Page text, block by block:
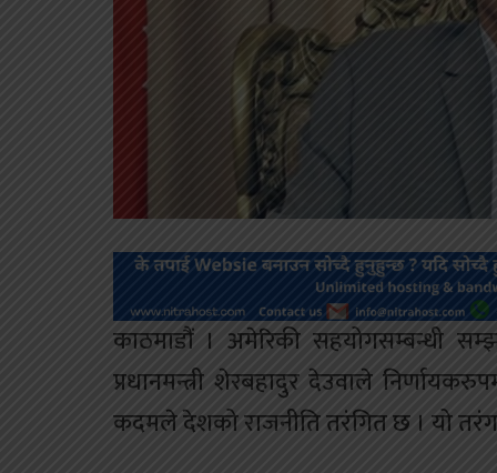
काठमाडौं । अमेरिकी सहयोगसम्बन्धी
प्रधानमन्त्री शेरबहादुर देउवाले
कदमले देशको राजनीति तरंगित छ । यो